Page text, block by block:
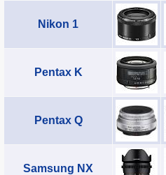
Nikon 1
Pentax K
Pentax Q
Samsung NX